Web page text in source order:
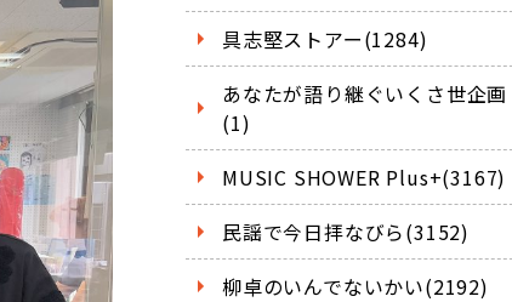
具志堅ストアー(1284)
あなたが語り継ぐいくさ世企画
(1)
MUSIC SHOWER Plus+(3167)
民謡で今日拝なびら(3152)
柳卓のいんでないかい(2192)